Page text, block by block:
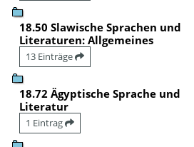
18.50 Slawische Sprachen und
Literaturen: Allgemeines
13 Einträge
18.72 Ägyptische Sprache und
Literatur
1 Eintrag